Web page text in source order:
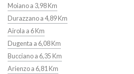
Moiano a 3,98 Km
Durazzano a 4,89 Km
Airola a 6 Km
Dugenta a 6,08 Km
Bucciano a 6,35 Km
Arienzo a 6,81 Km